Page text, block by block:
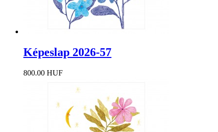
Képeslap 2026-57
800.00 HUF